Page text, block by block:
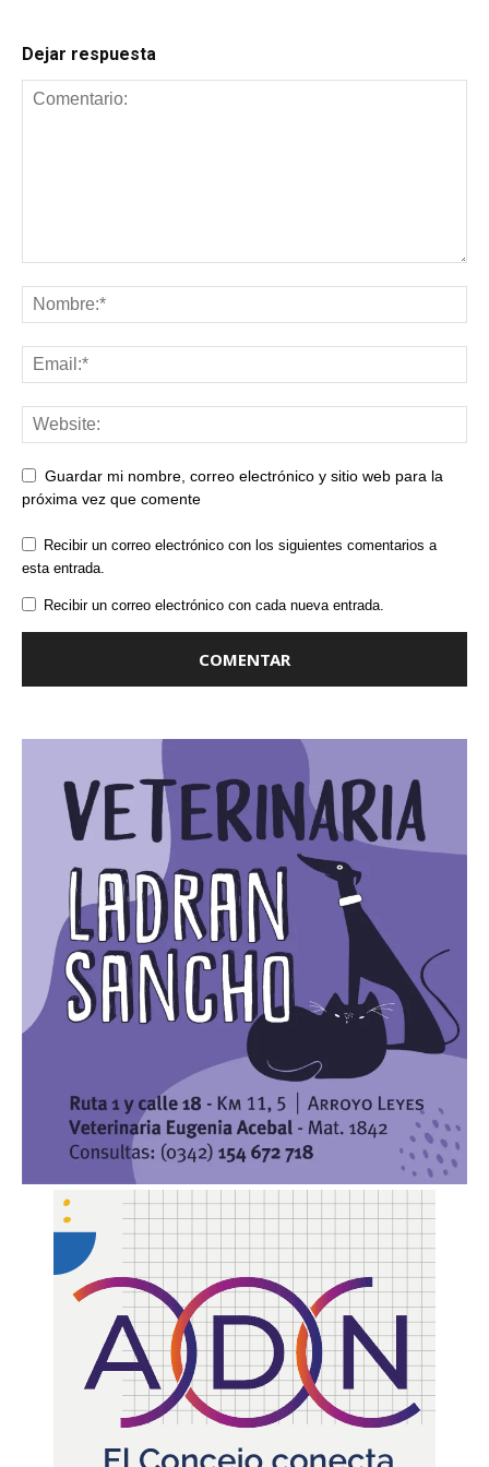
Dejar respuesta
Guardar mi nombre, correo electrónico y sitio web para la
próxima vez que comente
Recibir un correo electrónico con los siguientes comentarios a
esta entrada.
Recibir un correo electrónico con cada nueva entrada.